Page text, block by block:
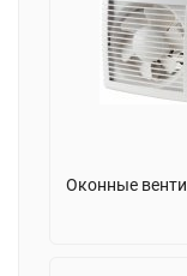
Оконные